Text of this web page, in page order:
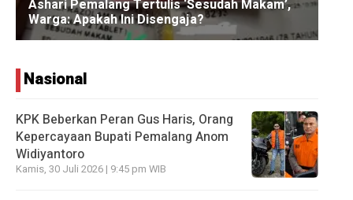
Nasional
KPK Beberkan Peran Gus Haris, Orang
Kepercayaan Bupati Pemalang Anom
Widiyantoro
Kamis, 30 Juli 2026 | 9:45 pm WIB